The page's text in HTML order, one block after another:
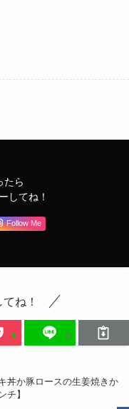
たら
してね！
Follow Me
ね！
丼か豚ロースの生姜焼きか
チ】